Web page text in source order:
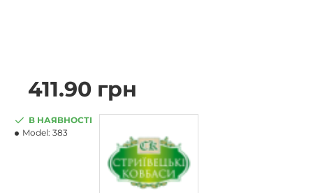
411.90 грн
В НАЯВНОСТІ
Model: 383